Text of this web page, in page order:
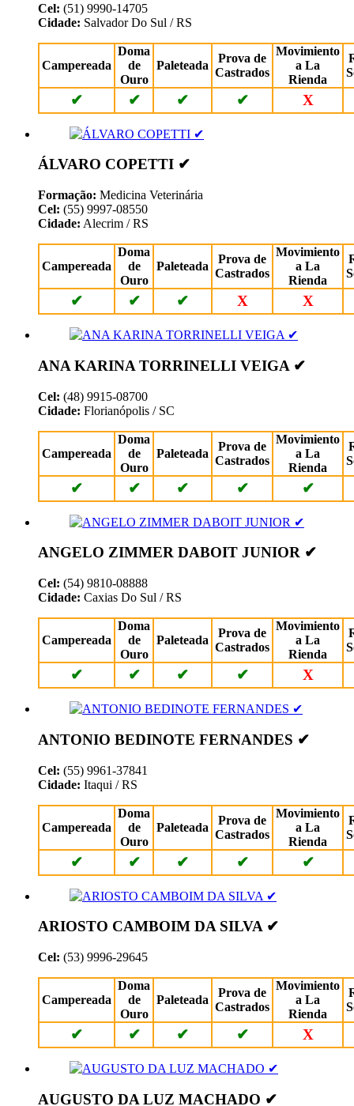
Cel: (51) 9990-14705
Cidade: Salvador Do Sul / RS
Campereada
Doma
de
Ouro
Paleteada
Prova de
Castrados
Movimiento
a La
Rienda
✔ ✔ ✔ ✔ X
ÁLVARO COPETTI ✔
Formação: Medicina Veterinária
Cel: (55) 9997-08550
Cidade: Alecrim / RS
Campereada
Doma
de
Ouro
Paleteada
Prova de
Castrados
Movimiento
a La
Rienda
✔ ✔ ✔ X X
ANA KARINA TORRINELLI VEIGA ✔
Cel: (48) 9915-08700
Cidade: Florianópolis / SC
Campereada
Doma
de
Ouro
Paleteada
Prova de
Castrados
Movimiento
a La
Rienda
✔ ✔ ✔ ✔ ✔
ANGELO ZIMMER DABOIT JUNIOR ✔
Cel: (54) 9810-08888
Cidade: Caxias Do Sul / RS
Campereada
Doma
de
Ouro
Paleteada
Prova de
Castrados
Movimiento
a La
Rienda
✔ ✔ ✔ ✔ X
ANTONIO BEDINOTE FERNANDES ✔
Cel: (55) 9961-37841
Cidade: Itaqui / RS
Campereada
Doma
de
Ouro
Paleteada
Prova de
Castrados
Movimiento
a La
Rienda
✔ ✔ ✔ ✔ ✔
ARIOSTO CAMBOIM DA SILVA ✔
Cel: (53) 9996-29645
Campereada
Doma
de
Ouro
Paleteada
Prova de
Castrados
Movimiento
a La
Rienda
✔ ✔ ✔ ✔ X
AUGUSTO DA LUZ MACHADO ✔